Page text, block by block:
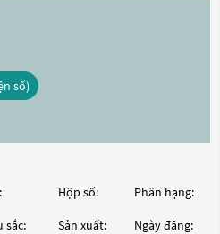
số)
Hộp số: Phân hạng:
sắc: Sản xuất: Ngày đăng: